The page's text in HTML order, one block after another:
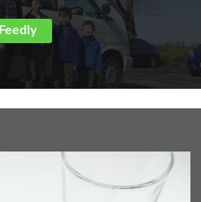
Feedly